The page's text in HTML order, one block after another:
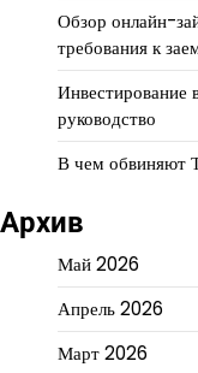
Обзор онлайн-
требования к
Инвестирование
руководство
В чем обвиняют
Архив
Май 2026
Апрель 2026
Март 2026